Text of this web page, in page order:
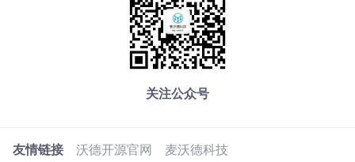
关注公众号
友情链接 沃德开源官网
麦沃德科技